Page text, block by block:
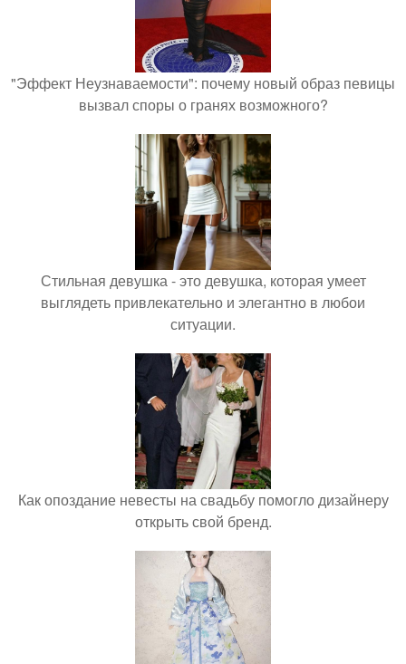
"Эффект Неузнаваемости": почему новый образ певицы
вызвал споры о гранях возможного?
Стильная девушка - это девушка, которая умеет
выглядеть привлекательно и элегантно в любои
ситуации.
Как опоздание невесты на свадьбу помогло дизайнеру
открыть свой бренд.